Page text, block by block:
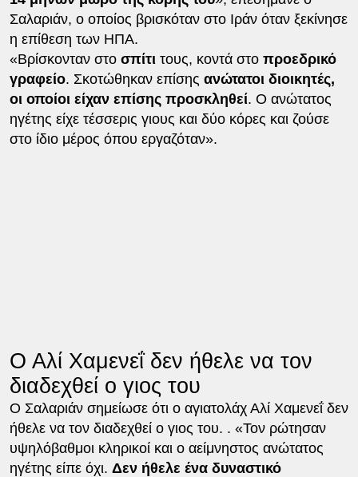
Σαλαριάν, ο οποίος βρισκόταν στο Ιράν όταν ξεκίνησε
η επίθεση των ΗΠΑ.
«Βρίσκονταν στο σπίτιτους, κοντά στο προεδρικό
γραφείο. Σκοτώθηκαν επίσης ανώτατοι διοικητές,
οι οποίοι είχαν επίσης προσκληθεί. Ο ανώτατος
ηγέτης είχε τέσσερις γιους και δύο κόρες και ζούσε
στο ίδιο μέρος όπου εργαζόταν».
Ο Αλί Χαμενεΐ δεν ήθελε να τον
διαδεχθεί ο γιος του
Ο Σαλαριάν σημείωσε ότι ο αγιατολάχ Αλί Χαμενεΐ δεν
ήθελε να τον διαδεχθεί ο γιος του. . «Τον ρώτησαν
υψηλόβαθμοι κληρικοί και ο αείμνηστος ανώτατος
ηγέτης είπε όχι. Δεν ήθελε ένα δυναστικό